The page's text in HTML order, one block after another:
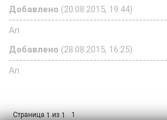
Добавлено (20.08.2015, 19:44)
---------------------------------------------
Ап
Добавлено (28.08.2015, 16:25)
---------------------------------------------
Ап
Страница1из1 1